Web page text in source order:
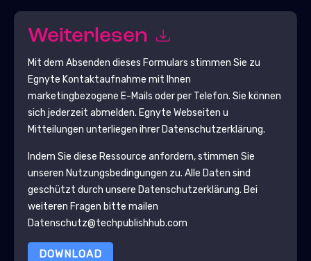
Weiterlesen
Mit dem Absenden dieses Formulars stimmen Sie zu
Egnyte Kontaktaufnahme mit Ihnen
marketingbezogene E-Mails oder per Telefon. Sie können
sich jederzeit abmelden. Egnyte Webseiten u
Mitteilungen unterliegen ihrer Datenschutzerklärung.
Indem Sie diese Ressource anfordern, stimmen Sie
unseren Nutzungsbedingungen zu. Alle Daten sind
geschützt durch unsere Datenschutzerklärung. Bei
weiteren Fragen bitte mailen
Datenschutz@techpublishhub.com
DOWNLOAD